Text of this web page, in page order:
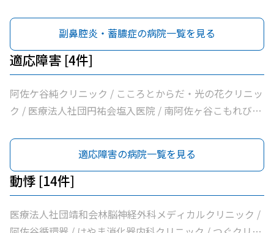
副鼻腔炎・蓄膿症の病院一覧を見る
適応障害 [4件]
阿佐ケ谷純クリニック / こころとからだ・光の花クリニッ
ク / 医療法人社団円祐会塩入医院 / 南阿佐ヶ谷こもれびメ
適応障害の病院一覧を見る
動悸 [14件]
医療法人社団靖和会林脳神経外科メディカルクリニック /